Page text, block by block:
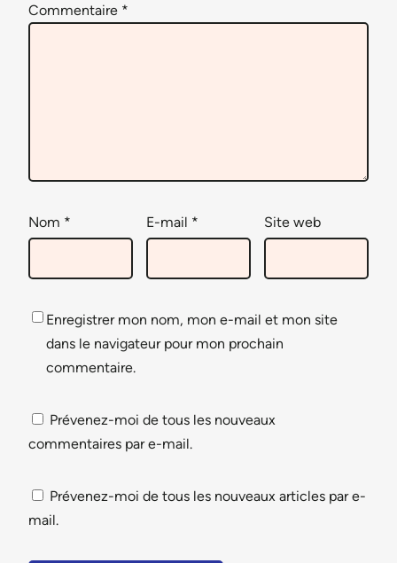
Commentaire *
Nom * E-mail * Site web
Enregistrer mon nom, mon e-mail et mon site
dans le navigateur pour mon prochain
commentaire.
Prévenez-moi de tous les nouveaux
commentaires par e-mail.
Prévenez-moi de tous les nouveaux articles par e-
mail.